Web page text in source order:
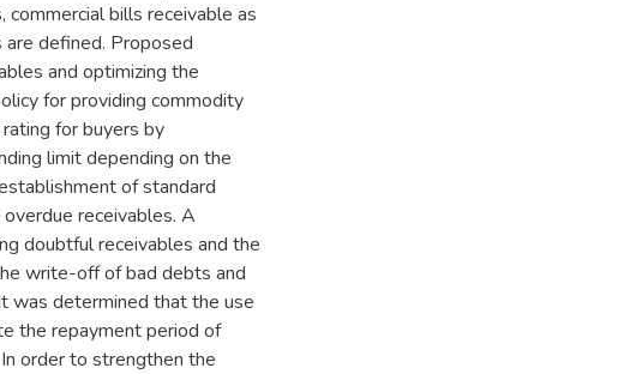
bills receivable as
defined. Proposed
and optimizing the
for providing commodity
for buyers by
limit depending on the
of standard
receivables. A
doubtful receivables and the
write-off of bad debts and
was determined that the use
the repayment period of
order to strengthen the